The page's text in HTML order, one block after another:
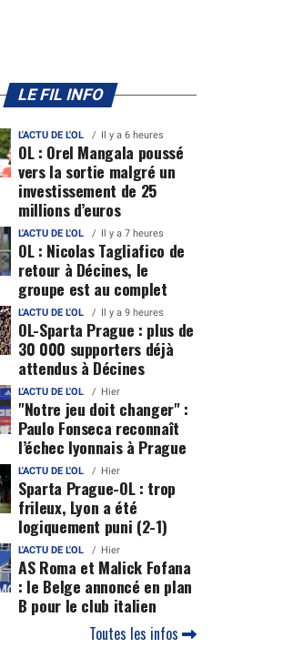
LE FIL INFO
L'ACTU DE L'OL Il y a 6 heures
OL : Orel Mangala poussé
vers la sortie malgré un
investissement de 25
millions d’euros
L'ACTU DE L'OL Il y a 7 heures
OL : Nicolas Tagliafico de
retour à Décines, le
groupe est au complet
L'ACTU DE L'OL Il y a 9 heures
OL-Sparta Prague : plus de
30 000 supporters déjà
attendus à Décines
L'ACTU DE L'OL Hier
"Notre jeu doit changer" :
Paulo Fonseca reconnaît
l’échec lyonnais à Prague
L'ACTU DE L'OL Hier
Sparta Prague-OL : trop
frileux, Lyon a été
logiquement puni (2-1)
L'ACTU DE L'OL Hier
AS Roma et Malick Fofana
: le Belge annoncé en plan
B pour le club italien
Toutes les infos